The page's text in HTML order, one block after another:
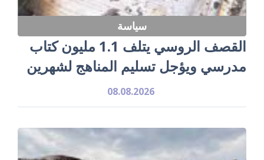
سياسة
القصف الروسي يتلف 1.1 مليون كتاب
مدرسي ويؤجل تسليم المناهج لشهرين
08.08.2026